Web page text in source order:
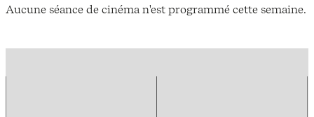
Aucune séance de cinéma n'est programmé cette semaine.